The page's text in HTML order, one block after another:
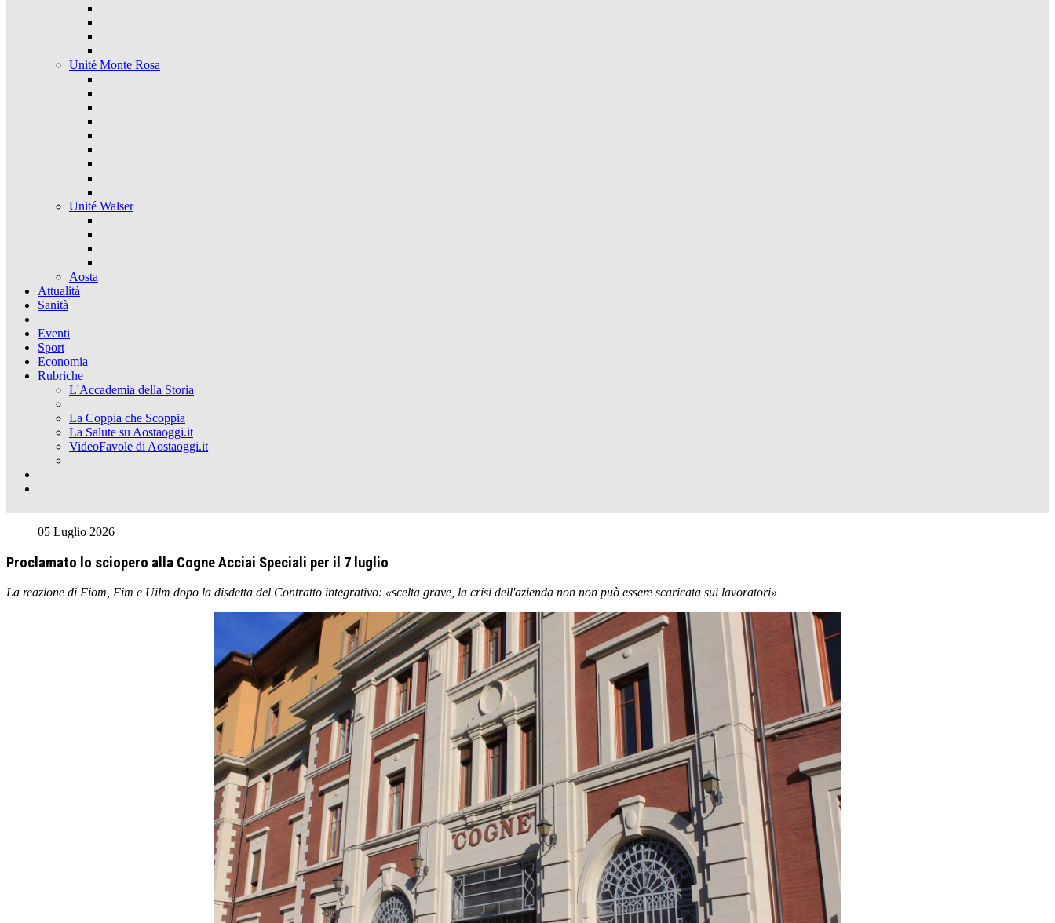
Unité Monte Rosa
Unité Walser
Aosta
Attualità
Sanità
Eventi
Sport
Economia
Rubriche
L'Accademia della Storia
La Coppia che Scoppia
La Salute su Aostaoggi.it
VideoFavole di Aostaoggi.it
05 Luglio 2026
Proclamato lo sciopero alla Cogne Acciai Speciali per il 7 luglio
La reazione di Fiom, Fim e Uilm dopo la disdetta del Contratto integrativo: «scelta grave, la crisi dell'azienda non non può essere scaricata sui lavoratori»